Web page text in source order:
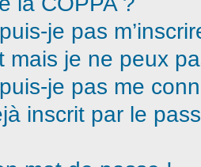
je pas
mais je ne peux
je pas me
inscrit par le